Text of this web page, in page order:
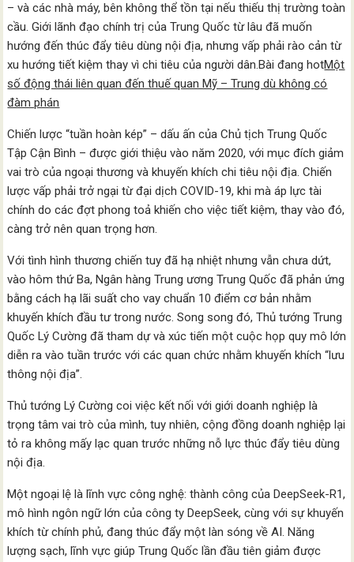
– và các nhà máy, bên không thể tồn tại nếu thiếu thị trường toàn
cầu. Giới lãnh đạo chính trị của Trung Quốc từ lâu đã muốn
hướng đến thúc đẩy tiêu dùng nội địa, nhưng vấp phải rào cản từ
xu hướng tiết kiệm thay vì chi tiêu của người dân.Bài đang hotMột
số động thái liên quan đến thuế quan Mỹ – Trung dù không có
đàm phán
Chiến lược “tuần hoàn kép” – dấu ấn của Chủ tịch Trung Quốc
Tập Cận Bình – được giới thiệu vào năm 2020, với mục đích giảm
vai trò của ngoại thương và khuyến khích chi tiêu nội địa. Chiến
lược vấp phải trở ngại từ đại dịch COVID-19, khi mà áp lực tài
chính do các đợt phong toả khiến cho việc tiết kiệm, thay vào đó,
càng trở nên quan trọng hơn.
Với tình hình thương chiến tuy đã hạ nhiệt nhưng vẫn chưa dứt,
vào hôm thứ Ba, Ngân hàng Trung ương Trung Quốc đã phản ứng
bằng cách hạ lãi suất cho vay chuẩn 10 điểm cơ bản nhằm
khuyến khích đầu tư trong nước. Song song đó, Thủ tướng Trung
Quốc Lý Cường đã tham dự và xúc tiến một cuộc họp quy mô lớn
diễn ra vào tuần trước với các quan chức nhằm khuyến khích “lưu
thông nội địa”.
Thủ tướng Lý Cường coi việc kết nối với giới doanh nghiệp là
trọng tâm vai trò của mình, tuy nhiên, cộng đồng doanh nghiệp lại
tỏ ra không mấy lạc quan trước những nỗ lực thúc đẩy tiêu dùng
nội địa.
Một ngoại lệ là lĩnh vực công nghệ: thành công của DeepSeek-R1,
mô hình ngôn ngữ lớn của công ty DeepSeek, cùng với sự khuyến
khích từ chính phủ, đang thúc đẩy một làn sóng về AI. Năng
lượng sạch, lĩnh vực giúp Trung Quốc lần đầu tiên giảm được